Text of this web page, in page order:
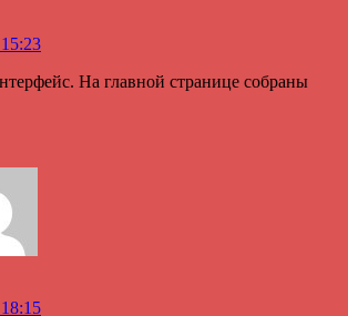
На главной странице собраны